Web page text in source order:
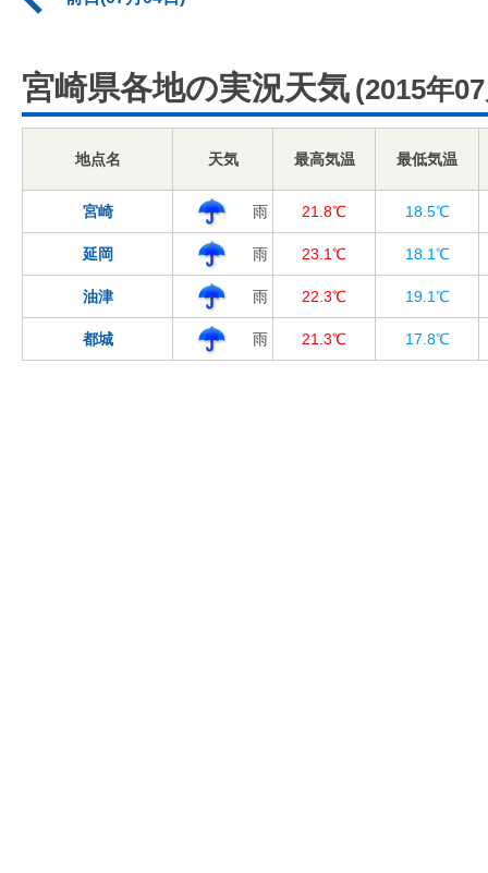
宮崎県各地の実況天気 (2015年
地点名 天気 最高気温 最低気温
宮崎 雨 21.8℃ 18.5℃
延岡 雨 23.1℃ 18.1℃
油津 雨 22.3℃ 19.1℃
都城 雨 21.3℃ 17.8℃